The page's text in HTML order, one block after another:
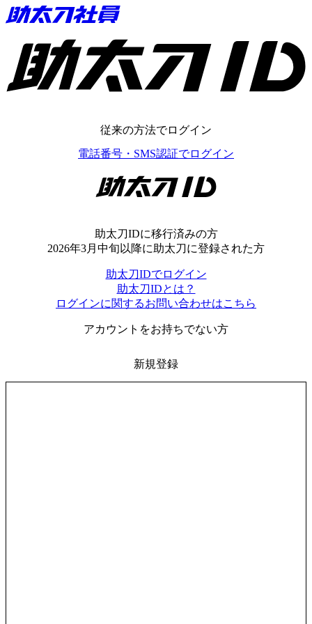
助太刀ID
従来の方法でログイン
電話番号・SMS認証でログイン
助太刀ID
助太刀IDに移行済みの方
2026年3月中旬以降に助太刀に登録された方
助太刀IDでログイン
助太刀IDとは？
ログインに関するお問い合わせはこちら
アカウントをお持ちでない方
新規登録